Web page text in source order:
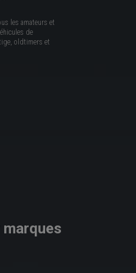
les amateurs et
de
oldtimers et